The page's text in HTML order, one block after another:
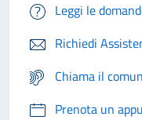
Leggi le
Richiedi
Chiama il
Prenota un